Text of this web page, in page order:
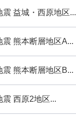
益城・西原地区...
熊本断層地区A...
熊本断層地区B...
西原2地区...